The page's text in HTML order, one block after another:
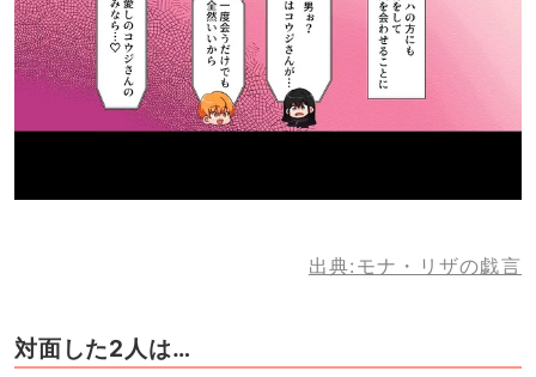
出典:モナ・リザの戯言
対面した2人は…